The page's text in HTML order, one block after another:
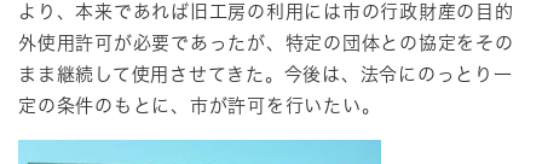
より、本来であれば旧工房の利用には市の行政財産の目的
外使用許可が必要であったが、特定の団体との協定をその
まま継続して使用させてきた。今後は、法令にのっとり一
定の条件のもとに、市が許可を行いたい。